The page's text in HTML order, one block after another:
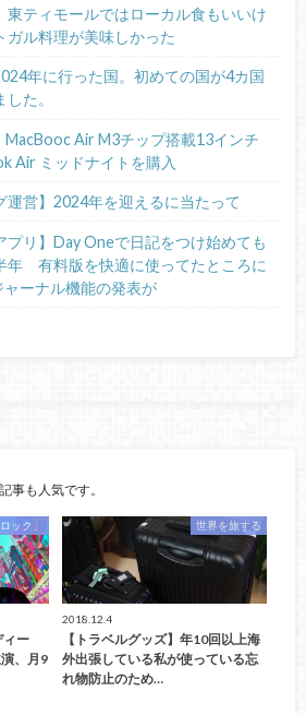
東ティモールではローカル食もいいけ
ガル料理が美味しかった
年に行った国。初めての国が4カ国
た。
MacBooc Air M3チップ搭載13インチ
Air ミッドナイトを購入
運営】2024年を迎えるに当たって
プリ】Day Oneで日記をつけ始めても
年 有料版を快適に使ってたところに
ャーナル機能の発表が
事も人気です。
ック」
ィー
、月9
世界を旅する
2018.12.4
【トラベルグッズ】年10回以上海
外出張している私が使っている忘
れ物防止のため…